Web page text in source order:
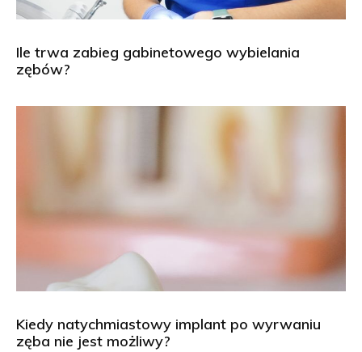
Ile trwa zabieg gabinetowego wybielania
zębów?
Kiedy natychmiastowy implant po wyrwaniu
zęba nie jest możliwy?